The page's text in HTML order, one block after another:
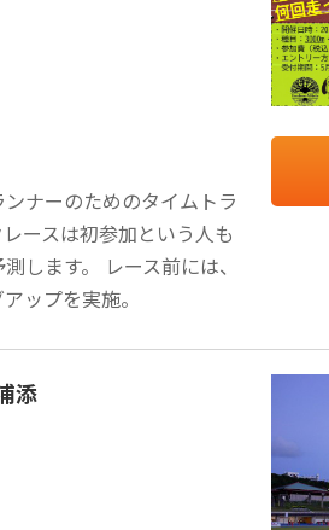
ナーのためのタイムトラ
ースは初参加という人も
します。 レース前には、
ップを実施。
添